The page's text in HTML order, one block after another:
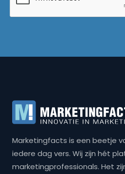
Marketingfacts is een beetje
iedere dag vers. Wij zijn hét
marketingprofessionals. Het